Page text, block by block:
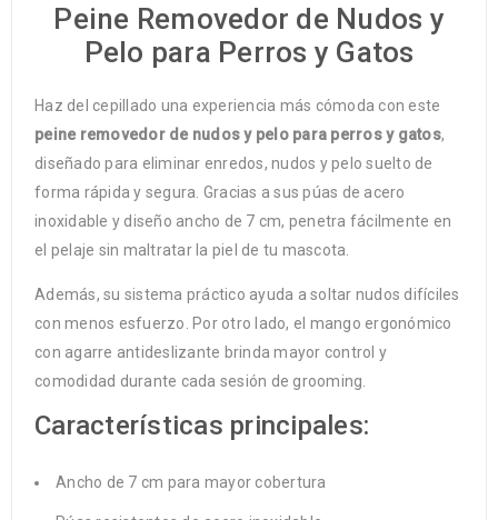
Peine Removedor de Nudos y
Pelo para Perros y Gatos
Haz del cepillado una experiencia más cómoda con este
peine removedor de nudos y pelo para perros y gatos,
diseñado para eliminar enredos, nudos y pelo suelto de
forma rápida y segura. Gracias a sus púas de acero
inoxidable y diseño ancho de 7 cm, penetra fácilmente en
el pelaje sin maltratar la piel de tu mascota.
Además, su sistema práctico ayuda a soltar nudos difíciles
con menos esfuerzo. Por otro lado, el mango ergonómico
con agarre antideslizante brinda mayor control y
comodidad durante cada sesión de grooming.
Características principales:
Ancho de 7 cm para mayor cobertura